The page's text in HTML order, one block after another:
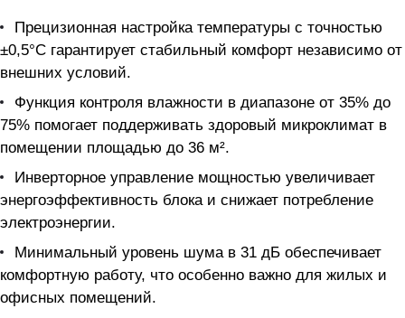
Прецизионная настройка температуры с точностью
±0,5°С гарантирует стабильный комфорт независимо от
внешних условий.
Функция контроля влажности в диапазоне от 35% до
75% помогает поддерживать здоровый микроклимат в
помещении площадью до 36 м².
Инверторное управление мощностью увеличивает
энергоэффективность блока и снижает потребление
электроэнергии.
Минимальный уровень шума в 31 дБ обеспечивает
комфортную работу, что особенно важно для жилых и
офисных помещений.